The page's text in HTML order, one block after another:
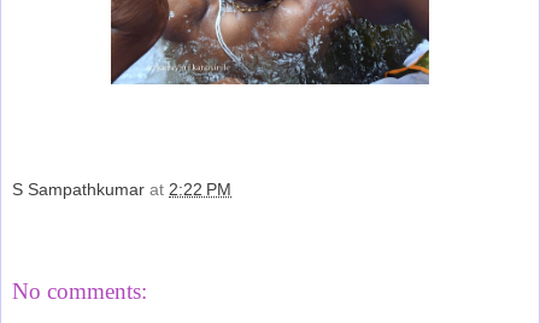
S Sampathkumar at 2:22 PM
No comments: